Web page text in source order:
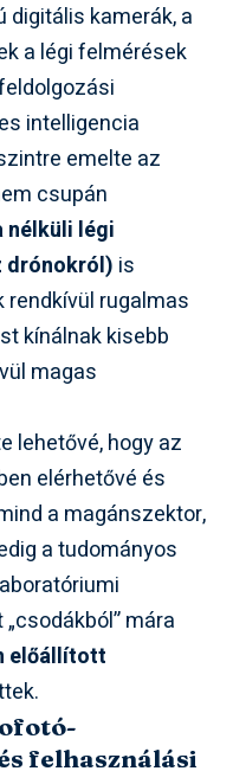
kamerák, a
a légi felmérések
intelligencia
emelte az
csupán
nélküli légi
drónokról) is
rugalmas
kínálnak kisebb
magas
lehetővé, hogy az
elérhetővé és
a magánszektor,
a tudományos
mára
előállított
felhasználási